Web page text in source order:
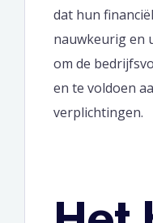
dat hun
nauwkeurig en
om de
en te voldoen
verplichtingen.